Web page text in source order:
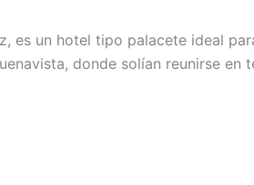
es un hotel tipo palacete ideal
donde solían reunirse en